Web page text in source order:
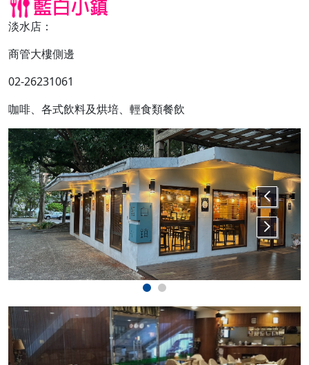
淡水店：
商管大樓側邊
02-26231061
咖啡、各式飲料及烘培、輕食類餐飲